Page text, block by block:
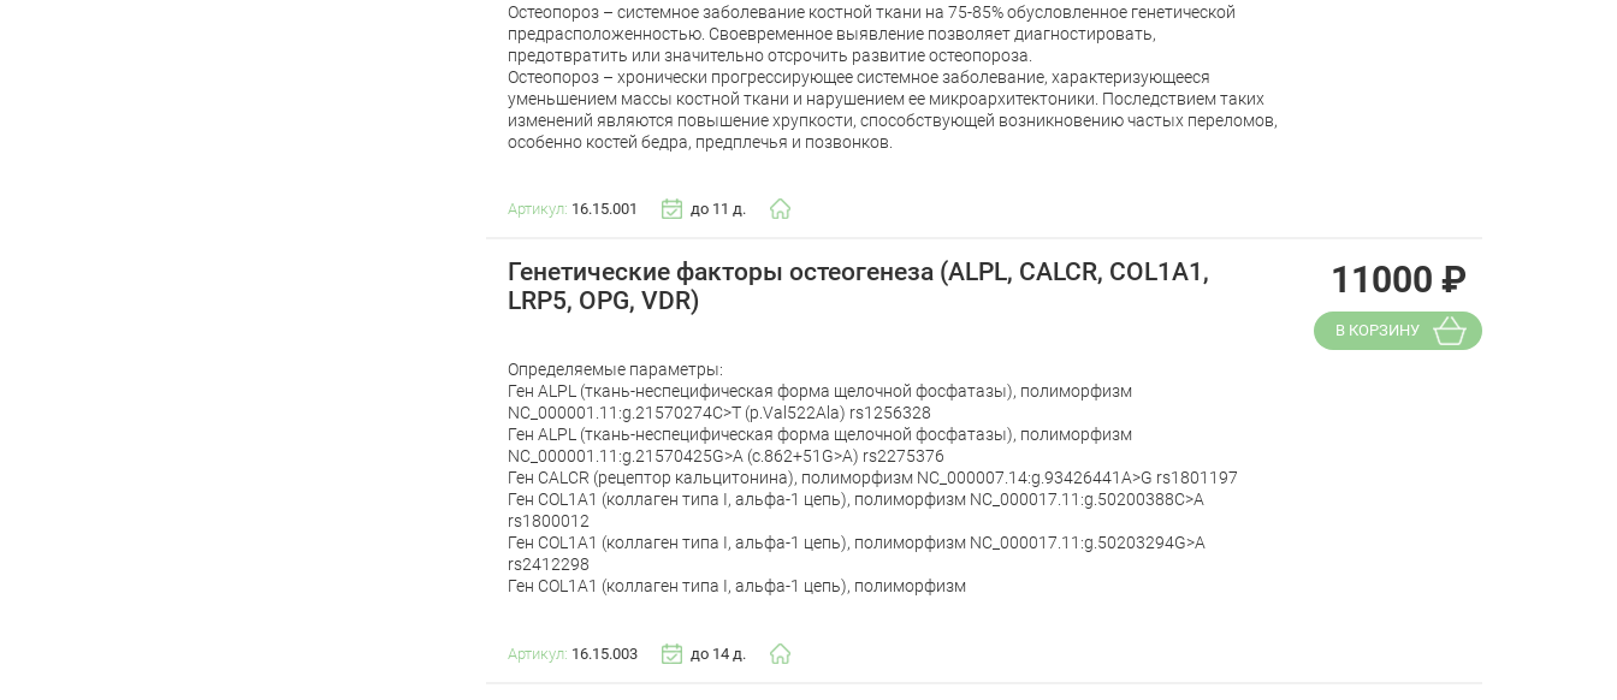
Остеопороз – системное заболевание костной ткани на 75-85% обусловленное генетической
предрасположенностью. Своевременное выявление позволяет диагностировать,
предотвратить или значительно отсрочить развитие остеопороза.
Остеопороз – хронически прогрессирующее системное заболевание, характеризующееся
уменьшением массы костной ткани и нарушением ее микроархитектоники. Последствием таких
изменений являются повышение хрупкости, способствующей возникновению частых переломов,
особенно костей бедра, предплечья и позвонков.
Артикул: 16.15.001 до 11 д.
Генетические факторы остеогенеза (ALPL, CALCR, COL1A1,
LRP5, OPG, VDR)
Определяемые параметры:
Ген ALPL (ткань-неспецифическая форма щелочной фосфатазы), полиморфизм
NC_000001.11:g.21570274C>T (p.Val522Ala) rs1256328
Ген ALPL (ткань-неспецифическая форма щелочной фосфатазы), полиморфизм
NC_000001.11:g.21570425G>A (c.862+51G>A) rs2275376
Ген CALCR (рецептор кальцитонина), полиморфизм NC_000007.14:g.93426441A>G rs1801197
Ген COL1A1 (коллаген типа I, альфа-1 цепь), полиморфизм NC_000017.11:g.50200388C>A
rs1800012
Ген COL1A1 (коллаген типа I, альфа-1 цепь), полиморфизм NC_000017.11:g.50203294G>A
rs2412298
Ген COL1A1 (коллаген типа I, альфа-1 цепь), полиморфизм
Артикул: 16.15.003 до 14 д.
11000 ₽
В КОРЗИНУ